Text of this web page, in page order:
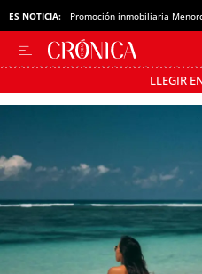
ES NOTICIA: Promoción inmobiliaria
LLEGIR
Pásate al MODO